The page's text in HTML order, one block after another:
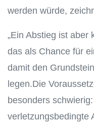
werden würde,
„Ein Abstieg ist aber
das als Chance für
damit den
legen.Die
besonders
verletzungsbedingte